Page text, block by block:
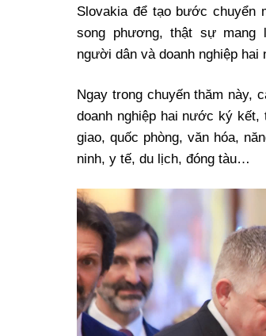
Slovakia để tạo bước chuyển
song phương, thật sự
người dân và doanh nghiệp hai
Ngay trong chuyến thăm này,
doanh nghiệp hai nước ký
giao, quốc phòng, văn hóa,
ninh, y tế, du lịch, đóng tàu…